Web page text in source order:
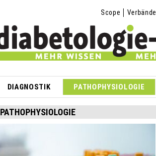
Scope Verbände
DIAGNOSTIK PATHOPHYSIOLOGIE
PATHOPHYSIOLOGIE